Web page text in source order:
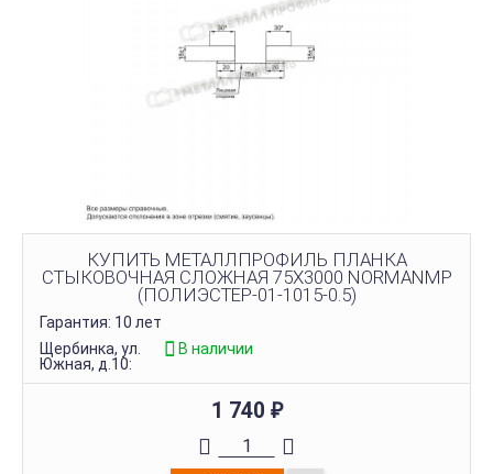
КУПИТЬ МЕТАЛЛПРОФИЛЬ ПЛАНКА
СТЫКОВОЧНАЯ СЛОЖНАЯ 75Х3000 NORMANMP
(ПОЛИЭСТЕР-01-1015-0.5)
Гарантия: 10 лет
Щербинка, ул.
Южная, д.10:
В наличии
1 740 ₽